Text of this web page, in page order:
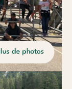
de photos